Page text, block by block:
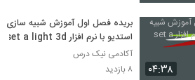
۰۴:۳۸
بریده فصل اول آموزش شبیه سازی
استدیو با نرم افزار set a light 3d
آکادمی نیک درس
۸ بازدید